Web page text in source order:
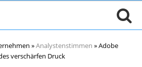
»Analystenstimmen »Adobe
verschärfen Druck